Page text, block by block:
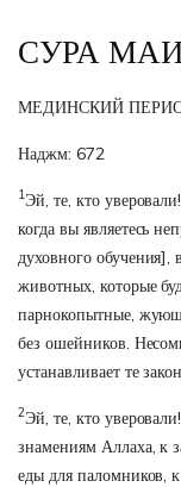
СУРА
МЕДИНСКИЙ
Наджм: 672
1Эй, те, кто
когда вы являетесь
духовного обучения],
животных, которые
парнокопытные,
без ошейников.
устанавливает те
2Эй, те, кто
знамениям Аллаха, к
еды для паломников,